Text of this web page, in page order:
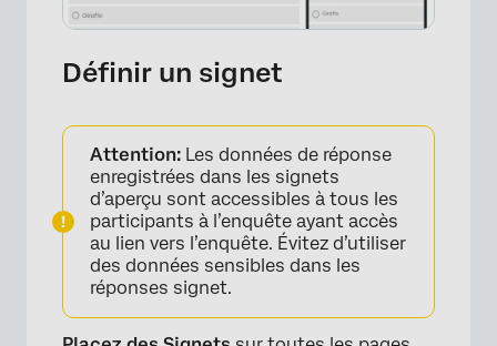
Définir un signet
Attention: Les données de réponse
enregistrées dans les signets
d’aperçu sont accessibles à tous les
participants à l’enquête ayant accès
au lien vers l’enquête. Évitez d’utiliser
des données sensibles dans les
réponses signet.